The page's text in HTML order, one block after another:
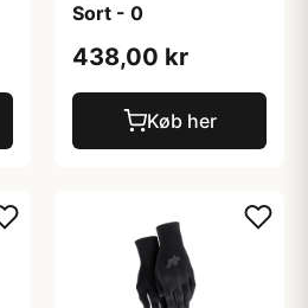
Sort - 0
438,00 kr
Køb her